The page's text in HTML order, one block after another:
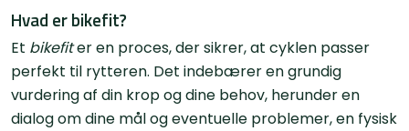
Hvad er bikefit?
Et bikefiter en proces, der sikrer, at cyklen passer
perfekt til rytteren. Det indebærer en grundig
vurdering af din krop og dine behov, herunder en
dialog om dine mål og eventuelle problemer, en fysisk